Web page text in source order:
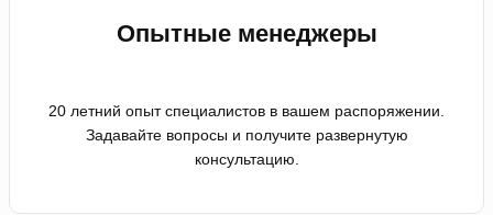
Опытные менеджеры
20 летний опыт специалистов в вашем распоряжении.
Задавайте вопросы и получите развернутую
консультацию.